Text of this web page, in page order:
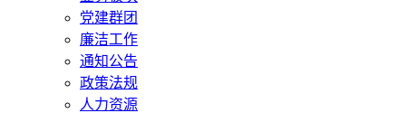
党建群团
廉洁工作
通知公告
政策法规
人力资源